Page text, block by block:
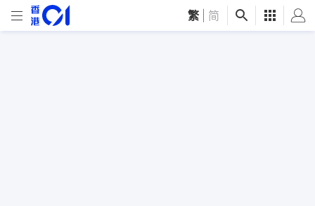
繁 简